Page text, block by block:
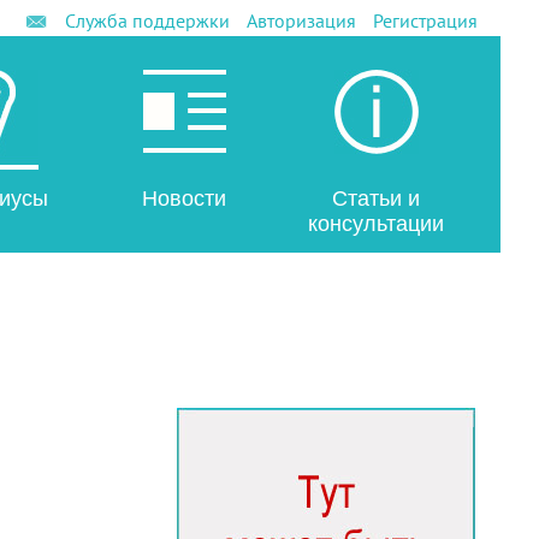
Служба поддержки Авторизация Регистрация
Новости
Статьи и
консультации